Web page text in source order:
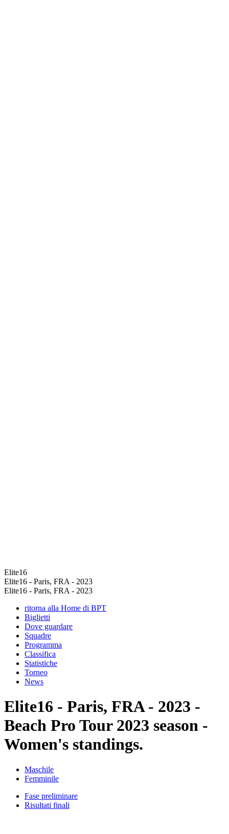
Elite16
Elite16 - Paris, FRA - 2023
Elite16 - Paris, FRA - 2023
ritorna alla Home di BPT
Biglietti
Dove guardare
Squadre
Programma
Classifica
Statistiche
Torneo
News
Elite16 - Paris, FRA - 2023 -
Beach Pro Tour 2023 season -
Women's standings.
Maschile
Femminile
Fase preliminare
Risultati finali